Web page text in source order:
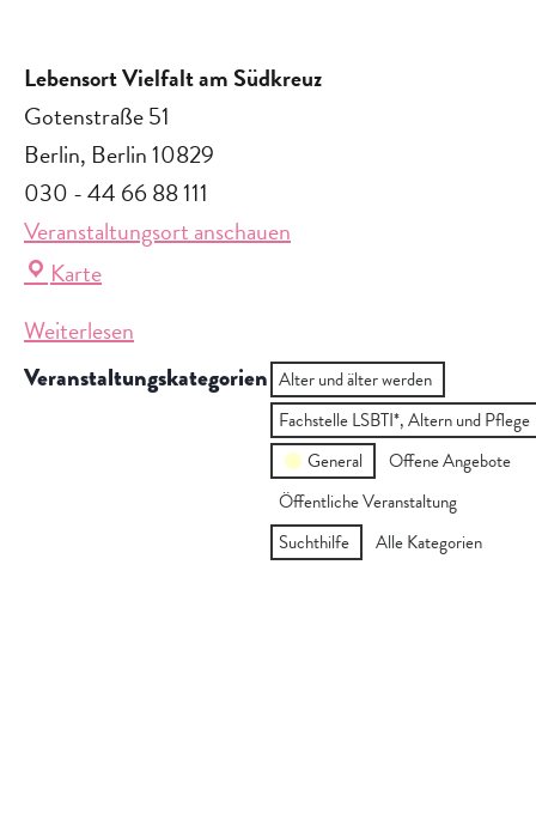
Lebensort Vielfalt am Südkreuz
Gotenstraße 51
Berlin, Berlin10829
030 - 44 66 88 111
Veranstaltungsort anschauen
Karte
am
Südkreuz
Weiterlesen
Veranstaltungskategorien Alter und älter werden
Fachstelle LSBTI*, Altern und Pflege
General
Offene Angebote
Öffentliche Veranstaltung
Suchthilfe
Alle Kategorien